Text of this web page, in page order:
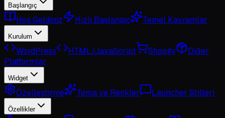
Başlangıç
Hoş Geldiniz Hızlı Başlangıç Temel Kavramlar
Kurulum
WordPress HTML/JavaScript Shopify
Diğer
Platformlar
Widget
Özelleştirme Tema ve Renkler Launcher Stilleri
Özellikler